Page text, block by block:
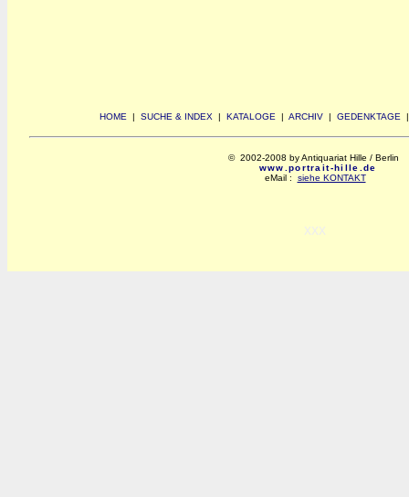
HOME | SUCHE & INDEX | KATALOGE | ARCHIV | GEDENKTAGE
© 2002-2008 by Antiquariat Hille / Berlin
www.portrait-hille.de
eMail : siehe KONTAKT
xxx